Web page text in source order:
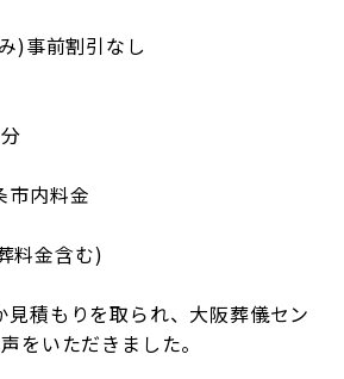
)事前割引なし
市内料金
料金含む)
積もりを取られ、大阪葬儀セン
をいただきました。